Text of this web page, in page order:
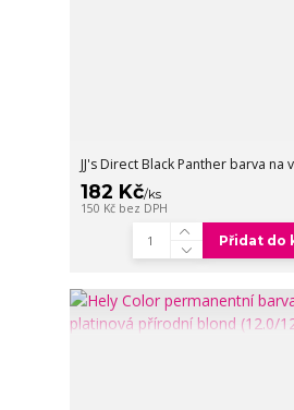
JJ's Direct Black Panther barva na
182 Kč/ks
150 Kč bez DPH
Přidat do